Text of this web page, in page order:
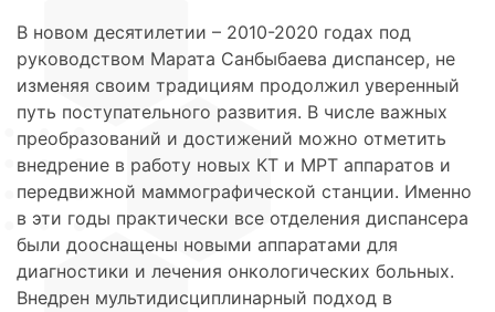
В новом десятилетии – 2010-2020 годах под
руководством Марата Санбыбаева диспансер, не
изменяя своим традициям продолжил уверенный
путь поступательного развития. В числе важных
преобразований и достижений можно отметить
внедрение в работу новых КТ и МРТ аппаратов и
передвижной маммографической станции. Именно
в эти годы практически все отделения диспансера
были дооснащены новыми аппаратами для
диагностики и лечения онкологических больных.
Внедрен мультидисциплинарный подход в